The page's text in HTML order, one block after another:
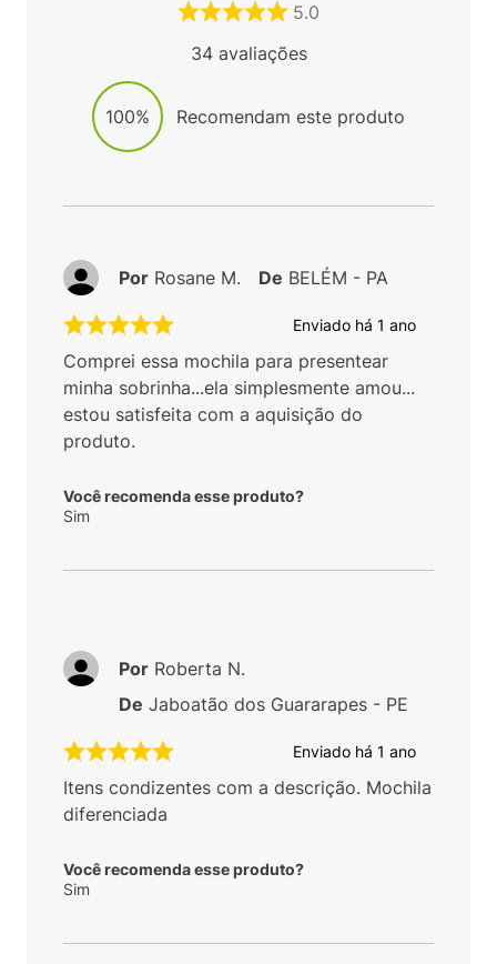
5.0
34avaliações
100% Recomendam este produto
Enviado há 1 ano
Comprei essa mochila para presentear
minha sobrinha...ela simplesmente amou...
estou satisfeita com a aquisição do
produto.
Você recomenda esse produto?
Sim
Por Rosane M. De BELÉM - PA
Enviado há 1 ano
Itens condizentes com a descrição. Mochila
diferenciada
Você recomenda esse produto?
Sim
Por Roberta N.
De Jaboatão dos Guararapes - PE